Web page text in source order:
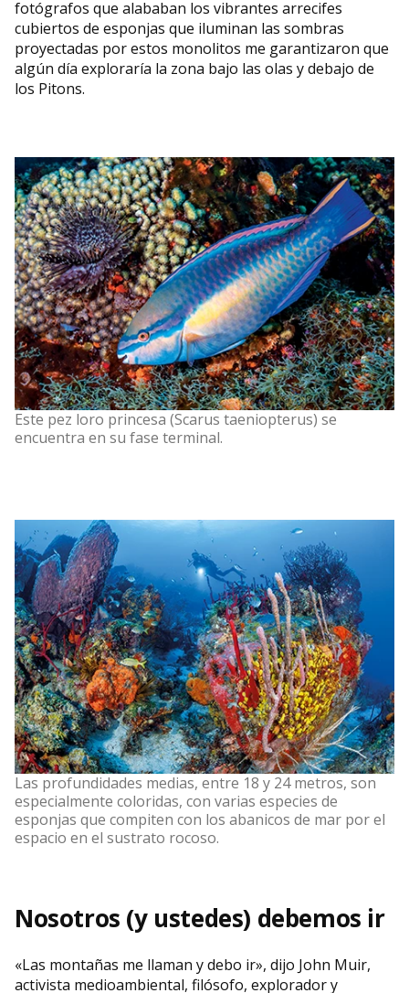
fotógrafos que alababan los vibrantes arrecifes
cubiertos de esponjas que iluminan las sombras
proyectadas por estos monolitos me garantizaron que
algún día exploraría la zona bajo las olas y debajo de
los Pitons.
Este pez loro princesa (Scarus taeniopterus) se
encuentra en su fase terminal.
Las profundidades medias, entre 18 y 24 metros, son
especialmente coloridas, con varias especies de
esponjas que compiten con los abanicos de mar por el
espacio en el sustrato rocoso.
Nosotros (y ustedes) debemos ir
«Las montañas me llaman y debo ir», dijo John Muir,
activista medioambiental, filósofo, explorador y